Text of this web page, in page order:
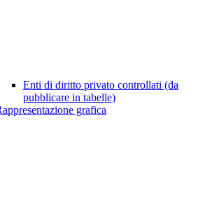
Enti di diritto privato controllati (da
pubblicare in tabelle)
grafica